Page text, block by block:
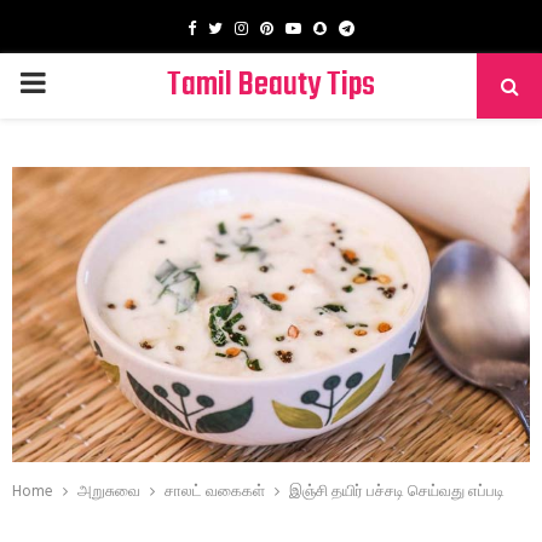
Facebook
TwitterInstagram
PinterestYoutube
SnapchatTelegram
PRIMARY
Tamil Beauty Tips
Home அறுசுவை சாலட் வகைகள் இஞ்சி தயிர் பச்சடி செய்வது எப்படி